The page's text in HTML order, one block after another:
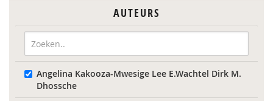
AUTEURS
Angelina Kakooza-Mwesige Lee E.Wachtel Dirk M.
Dhossche